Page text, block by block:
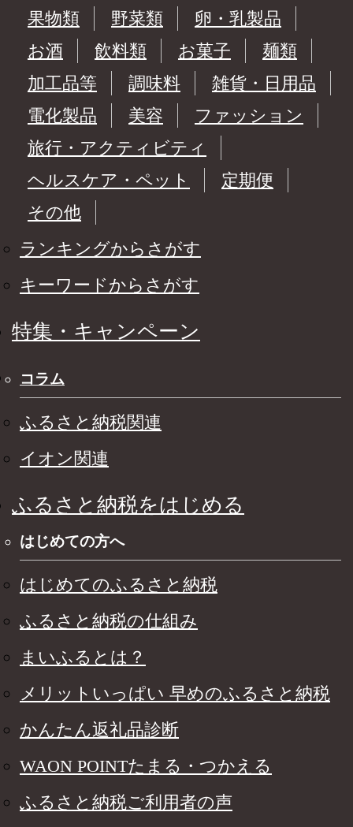
果物類
野菜類
卵・乳製品
お酒
飲料類 お菓子
麺類
加工品等
調味料
雑貨・日用品
電化製品
美容
ファッション
旅行・アクティビティ
ヘルスケア・ペット
定期便
その他
ランキングからさがす
キーワードからさがす
特集・キャンペーン
コラム
ふるさと納税関連
イオン関連
ふるさと納税をはじめる
はじめての方へ
はじめてのふるさと納税
ふるさと納税の仕組み
まいふるとは？
メリットいっぱい 早めのふるさと納税
かんたん返礼品診断
WAON POINTたまる・つかえる
ふるさと納税ご利用者の声